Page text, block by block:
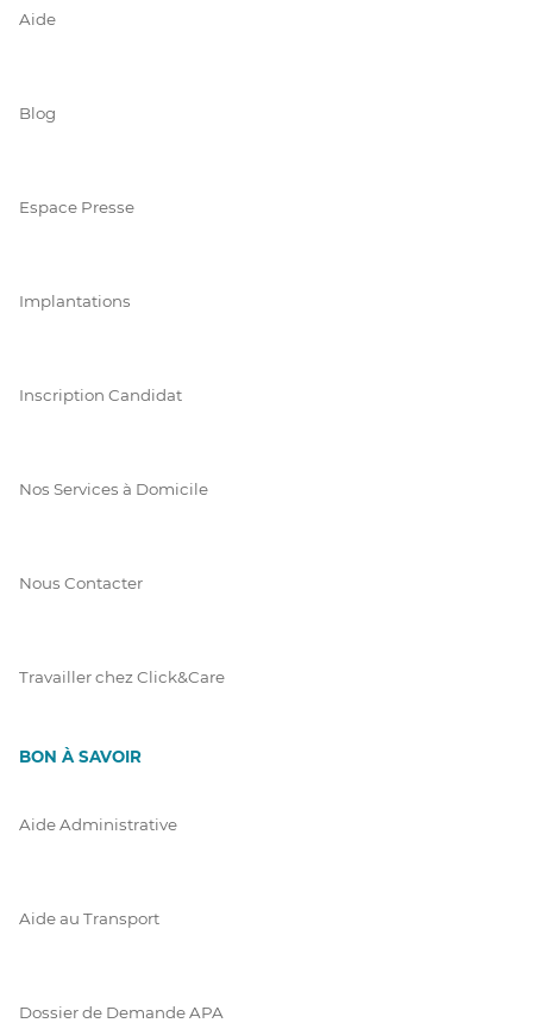
Aide
Blog
Espace Presse
Implantations
Inscription Candidat
Nos Services à Domicile
Nous Contacter
Travailler chez Click&Care
BON À SAVOIR
Aide Administrative
Aide au Transport
Dossier de Demande APA